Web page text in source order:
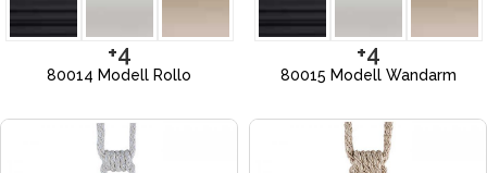
+4
80014 Modell Rollo
+4
80015 Modell Wandarm